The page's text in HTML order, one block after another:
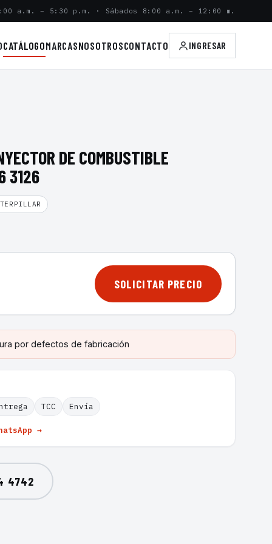
a.m. – 5:30 p.m. · Sábados 8:00 a.m. – 12:00 m.
CATÁLOGOMARCASNOSOTROSCONTACTO INGRESAR
DE COMBUSTIBLE
3126
SOLICITAR PRECIO
por defectos de fabricación
TCC Envía
→
4742